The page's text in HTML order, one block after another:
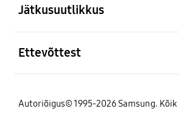
Jätkusuutlikkus
Ettevõttest
Autoriõigus© 1995-2026 Samsung.